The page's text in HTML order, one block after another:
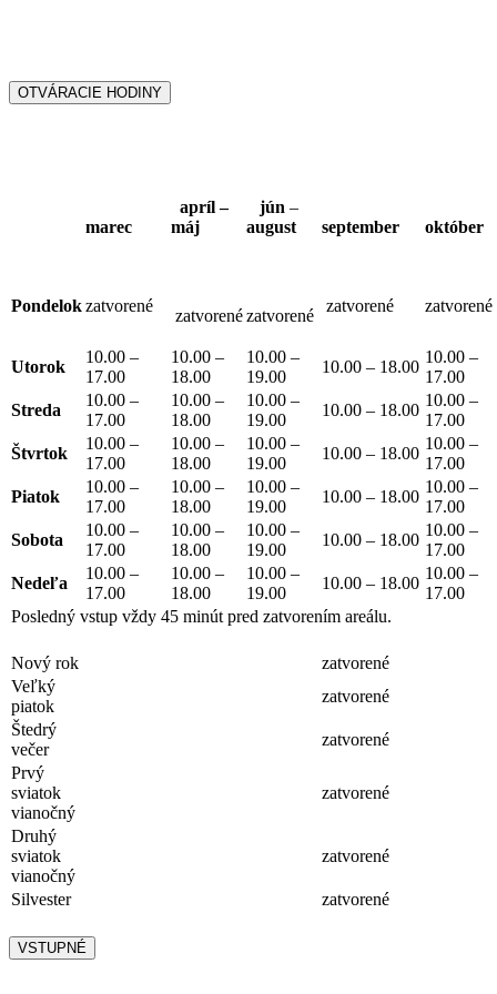
OTVÁRACIE HODINY
marec
apríl –
máj
jún –
august
september
Pondelokzatvorené
zatvorenézatvorené
zatvorené zatvorené
Utorok
10.00 –
17.00
10.00 –
18.00
10.00 –
19.00
10.00 – 18.00
10.00 –
17.00
Streda
10.00 –
17.00
10.00 –
18.00
10.00 –
19.00
10.00 – 18.00
10.00 –
17.00
Štvrtok
10.00 –
17.00
10.00 –
18.00
10.00 –
19.00
10.00 – 18.00
10.00 –
17.00
Piatok
10.00 –
17.00
10.00 –
18.00
10.00 –
19.00
10.00 – 18.00
10.00 –
17.00
Sobota
10.00 –
17.00
10.00 –
18.00
10.00 –
19.00
10.00 – 18.00
10.00 –
17.00
Nedeľa
10.00 –
17.00
10.00 –
18.00
10.00 –
19.00
10.00 – 18.00
10.00 –
17.00
Posledný vstup vždy 45 minút pred zatvorením areálu.
Nový rok
zatvorené
Veľký
piatok
zatvorené
Štedrý
večer
zatvorené
Prvý
sviatok
vianočný
zatvorené
Druhý
sviatok
vianočný
zatvorené
Silvester zatvorené
VSTUPNÉ